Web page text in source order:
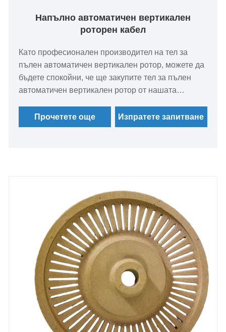
Напълно автоматичен вертикален
роторен кабел
Като професионален производител на тел за
пълен автоматичен вертикален ротор, можете да
бъдете спокойни, че ще закупите тел за пълен
автоматичен вертикален ротор от нашата
следпродажбено обслужване и навременна
доставка.
Прочетете още Изпратете запитване